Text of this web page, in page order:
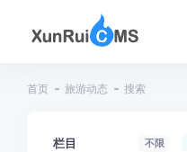
首页 旅游动态 搜索
栏目 不限